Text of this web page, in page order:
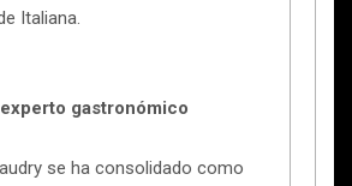
Italiana.
gastronómico
se ha consolidado como